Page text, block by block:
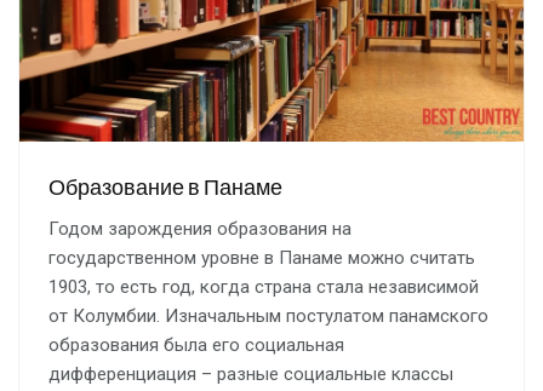
Образование в Панаме
Годом зарождения образования на
государственном уровне в Панаме можно считать
1903, то есть год, когда страна стала независимой
от Колумбии. Изначальным постулатом панамского
образования была его социальная
дифференциация – разные социальные классы